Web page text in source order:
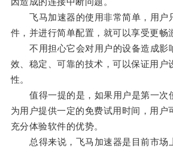
飞马加速器的使用非常简单，用户
件，并进行简单配置，就可以享受更畅
不用担心它会对用户的设备造成影
效、稳定、可靠的技术，可以保证用户
性。
值得一提的是，如果用户是第一次
为用户提供一定的免费试用时间，用户
充分体验软件的优势。
总得来说，飞马加速器是目前市场